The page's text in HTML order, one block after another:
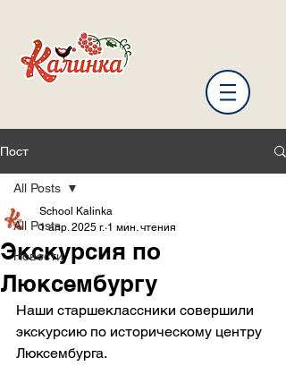
Пост
All Posts
Новости
All Posts
Экскурсия по
Люксембургу
School Kalinka
1 апр. 2025 г. 1 мин. чтения
Наши старшеклассники совершили
экскурсию по историческому центру
Люксембурга.